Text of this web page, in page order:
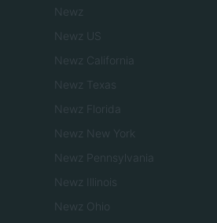
Newz
Newz US
Newz California
Newz Texas
Newz Florida
Newz New York
Newz Pennsylvania
Newz Illinois
Newz Ohio